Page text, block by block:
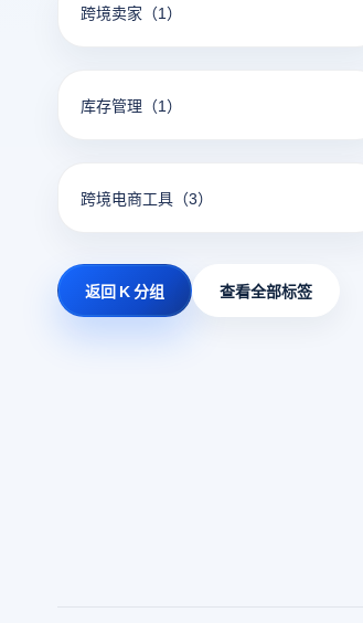
跨境卖家 （1）
库存管理 （1）
跨境电商工具 （3）
返回 K 分组 查看全部标签